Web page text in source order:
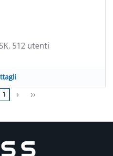
512 utenti
1 › ››